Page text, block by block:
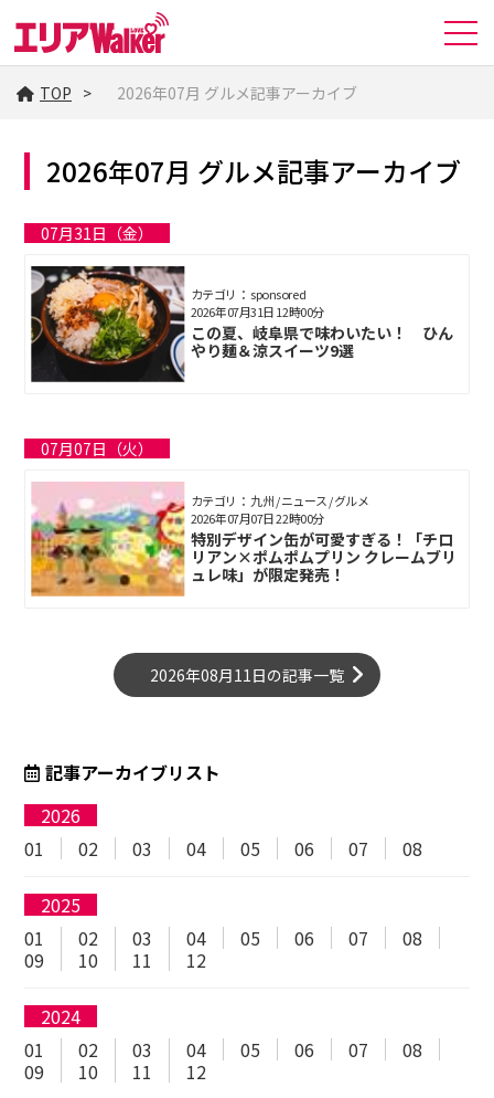
TOP 2026年07月 グルメ記事アーカイブ
2026年07月 グルメ記事アーカイブ
07月31日（金）
カテゴリ： sponsored
この夏、岐阜県で味わいたい！ ひん
やり麺＆涼スイーツ9選
2026年07月31日 12時00分
07月07日（火）
カテゴリ： 九州 / ニュース / グルメ
特別デザイン缶が可愛すぎる！「チロ
リアン×ポムポムプリン クレームブリ
ュレ味」が限定発売！
2026年07月07日 22時00分
2026年08月11日の記事一覧
記事アーカイブリスト
2026
01
02 03 04 05 06 07 08
2025
01
02 03 04 05 06 07
08
09
10 11 12
2024
01
02 03 04 05 06 07
08
09
10 11 12